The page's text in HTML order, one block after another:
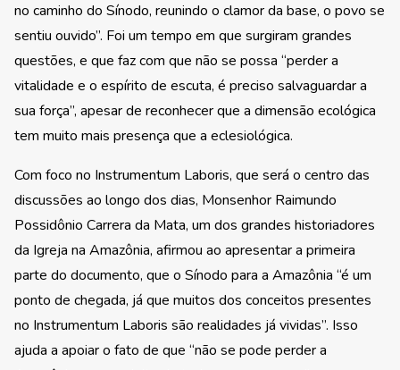
no caminho do Sínodo, reunindo o clamor da base, o povo se
sentiu ouvido”. Foi um tempo em que surgiram grandes
questões, e que faz com que não se possa “perder a
vitalidade e o espírito de escuta, é preciso salvaguardar a
sua força”, apesar de reconhecer que a dimensão ecológica
tem muito mais presença que a eclesiológica.
Com foco no Instrumentum Laboris, que será o centro das
discussões ao longo dos dias, Monsenhor Raimundo
Possidônio Carrera da Mata, um dos grandes historiadores
da Igreja na Amazônia, afirmou ao apresentar a primeira
parte do documento, que o Sínodo para a Amazônia “é um
ponto de chegada, já que muitos dos conceitos presentes
no Instrumentum Laboris são realidades já vividas”. Isso
ajuda a apoiar o fato de que “não se pode perder a